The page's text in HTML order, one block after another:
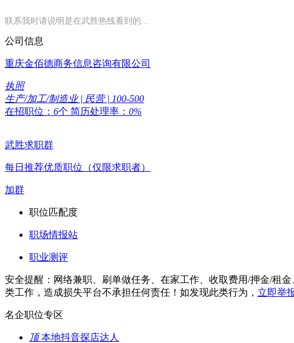
联系我时请说明是在武胜热线看到的…
公司信息
重庆金佰德商务信息咨询有限公司
执照
生产/加工/制造业 | 民营 | 100-500
在招职位： 6个 简历处理率： 0%
武胜求职群
每日推荐优质职位（仅限求职者）
加群
职位匹配度
职场情报站
职业测评
安全提醒：网络兼职、刷单做任务、在家工作、收取费用/押金/租
类工作，造成损失平台不承担任何责任！如发现此类行为， 立即举
名企职位专区
顶 本地抖音探店达人